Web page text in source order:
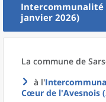
Intercommunalité
janvier 2026)
La commune de
à l'
Cœur de l'Avesnois